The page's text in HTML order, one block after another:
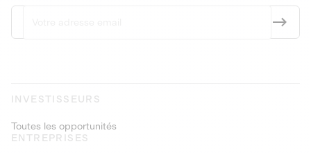
INVESTISSEURS
Toutes les opportunités
ENTREPRISES